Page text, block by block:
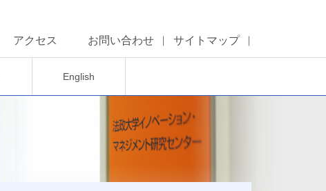
アクセス お問い合わせ サイトマップ
English